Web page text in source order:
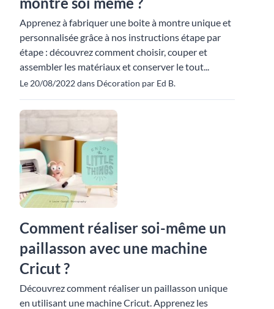
Apprenez à fabriquer une boite à montre unique et
personnalisée grâce à nos instructions étape par
étape : découvrez comment choisir, couper et
assembler les matériaux et conserver le tout...
Le 20/08/2022 dans Décoration par Ed B.
Comment réaliser soi-même un
paillasson avec une machine
Cricut ?
Découvrez comment réaliser un paillasson unique
en utilisant une machine Cricut. Apprenez les